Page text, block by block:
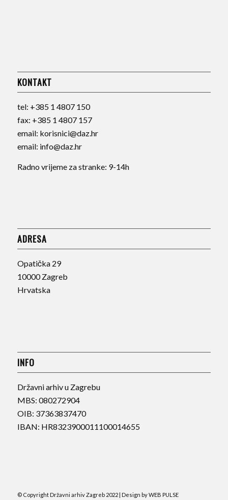
KONTAKT
tel: +385 1 4807 150
fax: +385 1 4807 157
email: korisnici@daz.hr
email: info@daz.hr
Radno vrijeme za stranke: 9-14h
ADRESA
Opatička 29
10000 Zagreb
Hrvatska
INFO
Državni arhiv u Zagrebu
MBS: 080272904
OIB: 37363837470
IBAN: HR8323900011100014655
© Copyright Državni arhiv Zagreb 2022 | Design byWEB PULSE